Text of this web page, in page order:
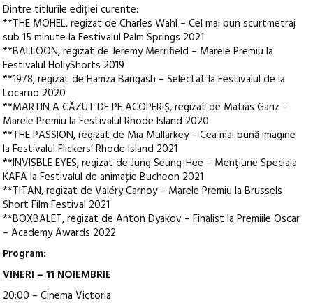
Dintre titlurile ediției curente:
**THE MOHEL, regizat de Charles Wahl – Cel mai bun scurtmetraj
sub 15 minute la Festivalul Palm Springs 2021
**BALLOON, regizat de Jeremy Merrifield – Marele Premiu la
Festivalul HollyShorts 2019
**1978, regizat de Hamza Bangash – Selectat la Festivalul de la
Locarno 2020
**​MARTIN A CĂZUT DE PE ACOPERIȘ, regizat de Matias Ganz –
Marele Premiu la Festivalul Rhode Island 2020
**THE PASSION, regizat de Mia Mullarkey – Cea mai bună imagine
la Festivalul Flickers’ Rhode Island 2021
**INVISBLE EYES, regizat de Jung Seung-Hee – Mențiune Speciala
KAFA la Festivalul de animație Bucheon 2021
**TITAN, regizat de Valéry Carnoy – Marele Premiu la Brussels
Short Film Festival 2021
**BOXBALET, regizat de Anton Dyakov – Finalist la Premiile Oscar
– Academy Awards 2022
Program:
VINERI – 11 NOIEMBRIE
20:00 – Cinema Victoria